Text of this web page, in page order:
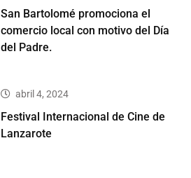
San Bartolomé promociona el
comercio local con motivo del Día
del Padre.
abril 4, 2024
Festival Internacional de Cine de
Lanzarote